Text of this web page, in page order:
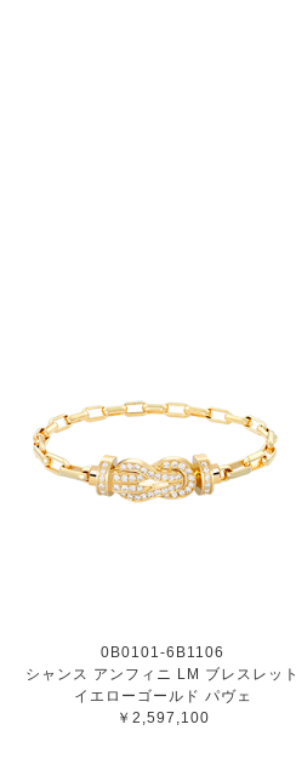
0B0101-6B1106
シャンス アンフィニ LM ブレスレット
イエローゴールド パヴェ
￥2,597,100